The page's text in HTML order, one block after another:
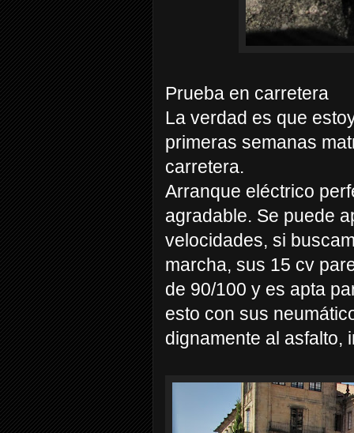
Prueba en carretera
La verdad es que
primeras semanas
carretera.
Arranque eléctrico
agradable. Se puede
velocidades, si
marcha, sus 15 cv
de 90/100 y es apta
esto con sus
dignamente al asfalto,